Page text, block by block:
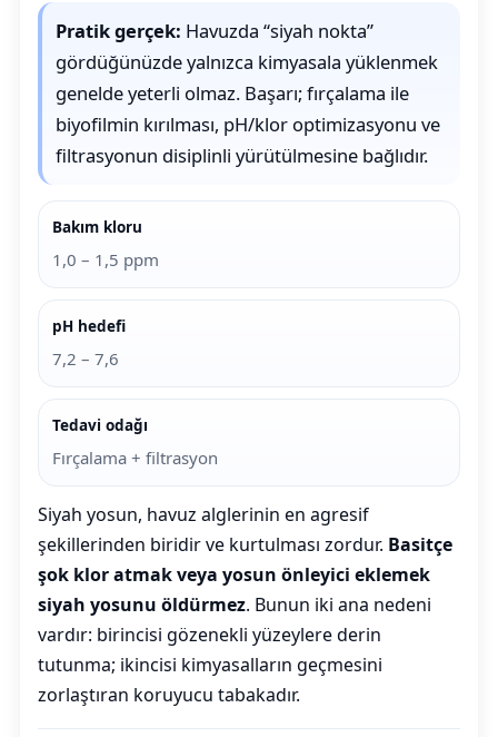
Pratik gerçek: Havuzda “siyah nokta”
gördüğünüzde yalnızca kimyasala yüklenmek
genelde yeterli olmaz. Başarı; fırçalama ile
biyofilmin kırılması, pH/klor optimizasyonu ve
filtrasyonun disiplinli yürütülmesine bağlıdır.
Bakım kloru
1,0 – 1,5 ppm
pH hedefi
7,2 – 7,6
Tedavi odağı
Fırçalama + filtrasyon
Siyah yosun, havuz alglerinin en agresif
şekillerinden biridir ve kurtulması zordur. Basitçe
şok klor atmak veya yosun önleyici eklemek
siyah yosunu öldürmez. Bunun iki ana nedeni
vardır: birincisi gözenekli yüzeylere derin
tutunma; ikincisi kimyasalların geçmesini
zorlaştıran koruyucu tabakadır.